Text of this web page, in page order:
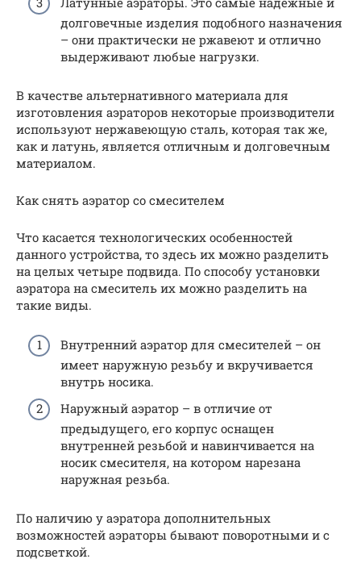
долговечные изделия подобного назначения
– они практически не ржавеют и отлично
выдерживают любые нагрузки.
В качестве альтернативного материала для
изготовления аэраторов некоторые производители
используют нержавеющую сталь, которая так же,
как и латунь, является отличным и долговечным
материалом.
Как снять аэратор со смесителем
Что касается технологических особенностей
данного устройства, то здесь их можно разделить
на целых четыре подвида. По способу установки
аэратора на смеситель их можно разделить на
такие виды.
Внутренний аэратор для смесителей – он
имеет наружную резьбу и вкручивается
внутрь носика.
Наружный аэратор – в отличие от
предыдущего, его корпус оснащен
внутренней резьбой и навинчивается на
носик смесителя, на котором нарезана
наружная резьба.
По наличию у аэратора дополнительных
возможностей аэраторы бывают поворотными и с
подсветкой.